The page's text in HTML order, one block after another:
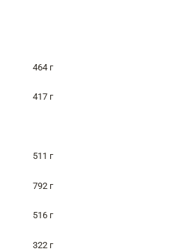
464 г
417 г
511 г
792 г
516 г
322 г